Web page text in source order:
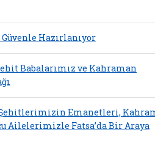
Hazırlanıyor
Babalarımız ve Kahraman
Şehitlerimizin Emanetleri,
Ailelerimizle Fatsa’da Bir Araya